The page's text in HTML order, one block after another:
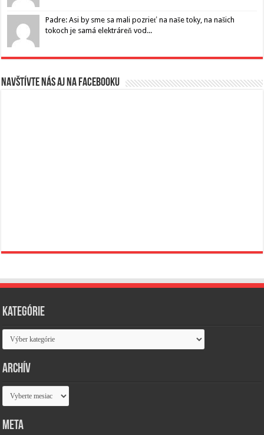
Padre: Asi by sme sa mali pozrieť na naše toky, na našich
tokoch je samá elektráreň vod...
Navštívte nás aj na Facebooku
Kategórie
Kategórie
Archív
Archív
Meta